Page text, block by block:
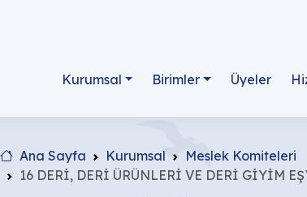
Kurumsal Birimler Üyeler
Ana Sayfa Kurumsal
Meslek Komiteleri
16 DERİ, DERİ ÜRÜNLERİ VE DERİ GİYİM